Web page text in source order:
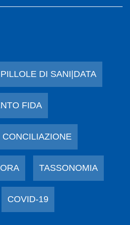
PILLOLE DI SANI|DATA
FIDA
CONCILIAZIONE
TASSONOMIA
COVID-19